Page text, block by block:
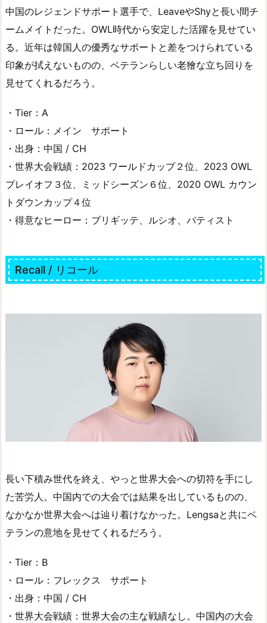
中国のレジェンドサポート選手で、LeaveやShyと長い間チ
ームメイトだった。OWL時代から安定した活躍を見せてい
る。近年は韓国人の優秀なサポートと差をつけられている
印象が拭えないものの、ベテランらしい老獪な立ち回りを
見せてくれるだろう。
・Tier：A
・ロール：メイン サポート
・出身：中国 / CH
・世界大会戦績：2023 ワールドカップ２位、2023 OWL
プレイオフ３位、ミッドシーズン６位、2020 OWL カウン
トダウンカップ４位
・得意なヒーロー：ブリギッテ、ルシオ、バティスト
Recall / リコール
長い下積み世代を終え、やっと世界大会への切符を手にし
た苦労人。中国内での大会では結果を出しているものの、
なかなか世界大会へは辿り着けなかった。Lengsaと共にベ
テランの意地を見せてくれるだろう。
・Tier：B
・ロール：フレックス サポート
・出身：中国 / CH
・世界大会戦績：世界大会の主な戦績なし。中国内の大会